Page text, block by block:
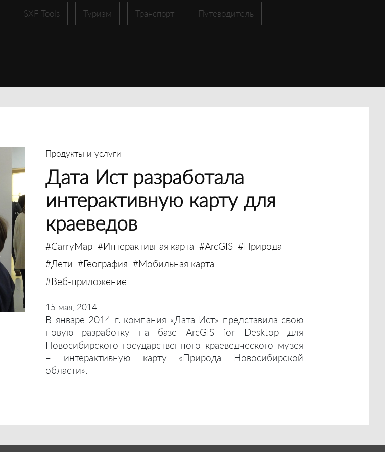
SXF Tools Туризм Транспорт Путеводитель
Продукты и услуги
Дата Ист разработала
интерактивную карту для
краеведов
#CarryMap #Интерактивная карта #ArcGIS #Природа
#Дети #География #Мобильная карта
#Веб-приложение
15 мая, 2014
В январе 2014 г. компания «Дата Ист» представила свою
новую разработку на базе ArcGIS for Desktop для
Новосибирского государственного краеведческого музея
– интерактивную карту «Природа Новосибирской
области».